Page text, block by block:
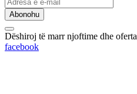
Abonohu
Dëshiroj të marr njoftime dhe oferta
facebook